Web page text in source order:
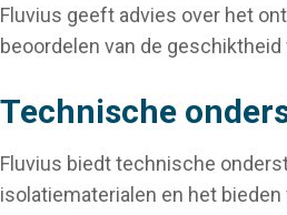
Fluvius geeft advies over het
beoordelen van de
Technische
Fluvius biedt technische
isolatiematerialen en het